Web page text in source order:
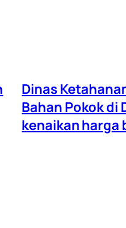
Dinas
Bahan Pokok di
kenaikan harga